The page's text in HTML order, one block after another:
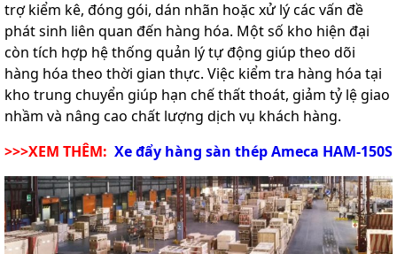
trợ kiểm kê, đóng gói, dán nhãn hoặc xử lý các vấn đề
phát sinh liên quan đến hàng hóa. Một số kho hiện đại
còn tích hợp hệ thống quản lý tự động giúp theo dõi
hàng hóa theo thời gian thực. Việc kiểm tra hàng hóa tại
kho trung chuyển giúp hạn chế thất thoát, giảm tỷ lệ giao
nhầm và nâng cao chất lượng dịch vụ khách hàng.
>>>XEM THÊM: Xe đẩy hàng sàn thép Ameca HAM-150S